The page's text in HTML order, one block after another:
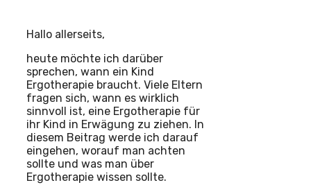
Hallo allerseits,
heute möchte ich darüber
sprechen, wann ein Kind
Ergotherapie braucht. Viele Eltern
fragen sich, wann es wirklich
sinnvoll ist, eine Ergotherapie für
ihr Kind in Erwägung zu ziehen. In
diesem Beitrag werde ich darauf
eingehen, worauf man achten
sollte und was man über
Ergotherapie wissen sollte.